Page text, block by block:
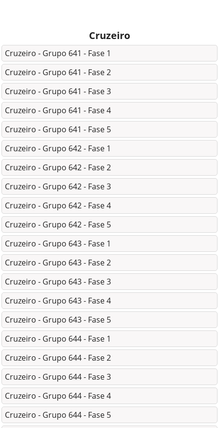
Cruzeiro
Cruzeiro - Grupo 641 - Fase 1
Cruzeiro - Grupo 641 - Fase 2
Cruzeiro - Grupo 641 - Fase 3
Cruzeiro - Grupo 641 - Fase 4
Cruzeiro - Grupo 641 - Fase 5
Cruzeiro - Grupo 642 - Fase 1
Cruzeiro - Grupo 642 - Fase 2
Cruzeiro - Grupo 642 - Fase 3
Cruzeiro - Grupo 642 - Fase 4
Cruzeiro - Grupo 642 - Fase 5
Cruzeiro - Grupo 643 - Fase 1
Cruzeiro - Grupo 643 - Fase 2
Cruzeiro - Grupo 643 - Fase 3
Cruzeiro - Grupo 643 - Fase 4
Cruzeiro - Grupo 643 - Fase 5
Cruzeiro - Grupo 644 - Fase 1
Cruzeiro - Grupo 644 - Fase 2
Cruzeiro - Grupo 644 - Fase 3
Cruzeiro - Grupo 644 - Fase 4
Cruzeiro - Grupo 644 - Fase 5